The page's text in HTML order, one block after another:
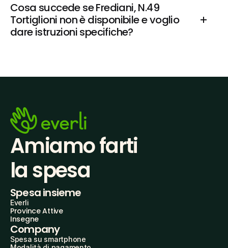
Cosa succede se Frediani, N.49
Tortiglioni non è disponibile e voglio
dare istruzioni specifiche?
Amiamo farti
la spesa
Spesa insieme
Everli
Province Attive
Insegne
Company
Spesa su smartphone